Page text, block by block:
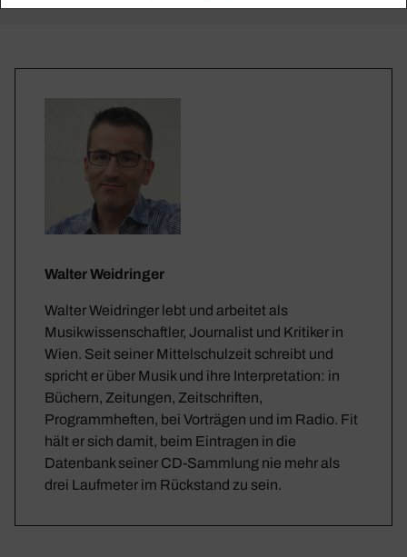
Walter Weidringer
Walter Weidringer lebt und arbeitet als
Musikwissenschaftler, Journalist und Kritiker in
Wien. Seit seiner Mittelschulzeit schreibt und
spricht er über Musik und ihre Interpretation: in
Büchern, Zeitungen, Zeitschriften,
Programmheften, bei Vorträgen und im Radio. Fit
hält er sich damit, beim Eintragen in die
Datenbank seiner CD-Sammlung nie mehr als
drei Laufmeter im Rückstand zu sein.